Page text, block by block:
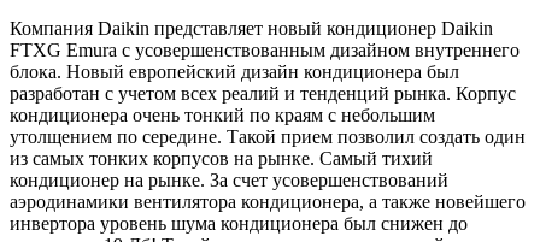
Компания Daikin представляет новый кондиционер Daikin
FTXG Emura с усовершенствованным дизайном внутреннего
блока. Новый европейский дизайн кондиционера был
разработан с учетом всех реалий и тенденций рынка. Корпус
кондиционера очень тонкий по краям с небольшим
утолщением по середине. Такой прием позволил создать один
из самых тонких корпусов на рынке. Самый тихий
кондиционер на рынке. За счет усовершенствований
аэродинамики вентилятора кондиционера, а также новейшего
инвертора уровень шума кондиционера был снижен до